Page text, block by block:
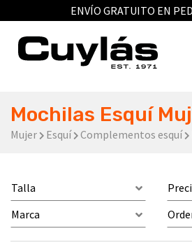
ENVÍO GRATUITO EN
Mochilas Esquí
Mujer Esquí Complementos esquí
Talla
Marca